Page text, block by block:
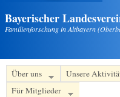
Bayerischer
Familienforschung in Altbayern
Über uns Unsere
Für Mitglieder